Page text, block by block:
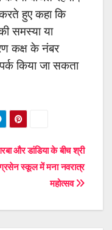
हुए कहा कि
समस्या या
कक्ष के नंबर
किया जा सकता
और डांडिया के बीच श्री
स्कूल में मना नवरात्र
महोत्सव